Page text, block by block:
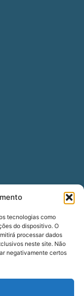
tecnologias como
do dispositivo. O
processar dados
neste site. Não
negativamente certos
(Whatsapp)
Carlos
- AL - CEP: